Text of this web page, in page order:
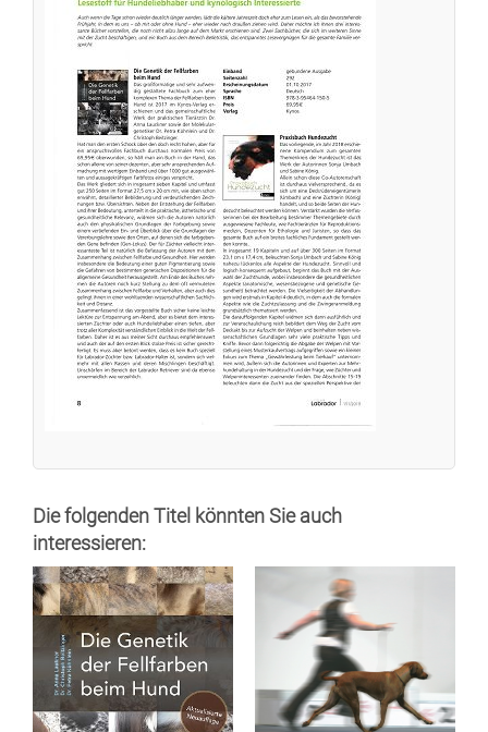
Die folgenden Titel könnten Sie auch
interessieren: